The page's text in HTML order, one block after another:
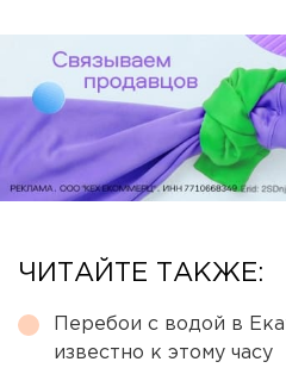
ЧИТАЙТЕ ТАКЖЕ:
Перебои с водой в
известно к этому часу